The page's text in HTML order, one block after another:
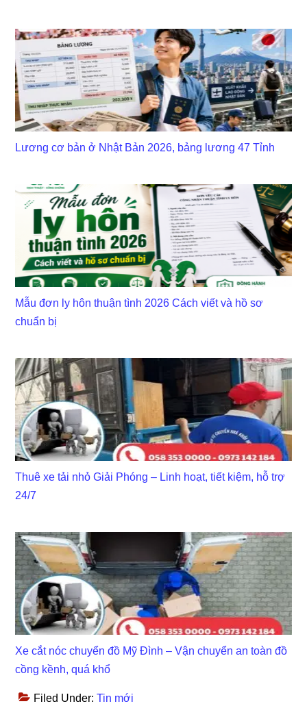
Lương cơ bản ở Nhật Bản 2026, bảng lương 47 Tỉnh
Mẫu đơn ly hôn thuận tình 2026 Cách viết và hồ sơ
chuẩn bị
Thuê xe tải nhỏ Giải Phóng – Linh hoạt, tiết kiệm, hỗ trợ
24/7
Xe cắt nóc chuyển đồ Mỹ Đình – Vận chuyển an toàn đồ
cồng kềnh, quá khổ
Filed Under:Tin mới